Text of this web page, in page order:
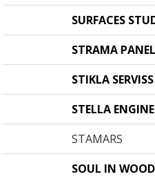
SURFACES
STRAMA
STIKLA
STELLA
STAMARS
SOUL IN WOOD